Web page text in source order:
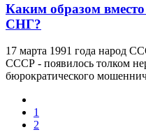
Каким образом
СНГ?
17 марта 1991 года народ
СССР - появилось толком
бюрократического
1
2